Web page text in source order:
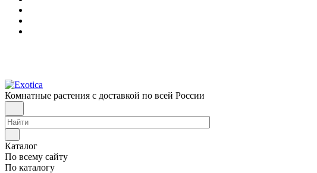
Комнатные растения с доставкой по всей России
Каталог
По всему сайту
По каталогу